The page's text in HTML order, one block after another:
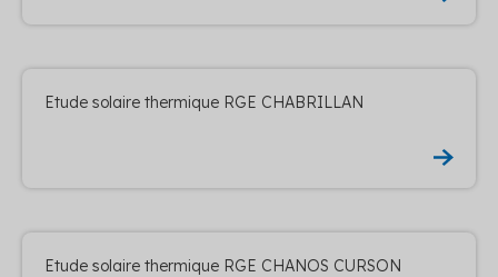
Etude solaire thermique RGE CHABRILLAN
Etude solaire thermique RGE CHANOS CURSON